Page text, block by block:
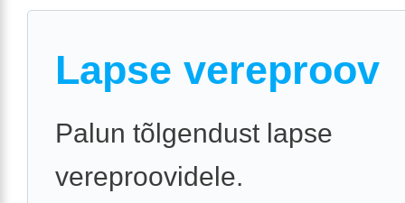
Lapse vereproov
Palun tõlgendust lapse
vereproovidele.